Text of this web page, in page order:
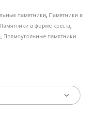
памятники, Памятники в
Памятники в форме креста,
, Прямоугольные памятники